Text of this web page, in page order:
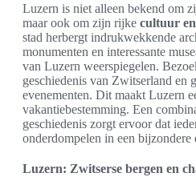
Luzern is niet alleen bekend om
maar ook om zijn rijke cultuur en
stad herbergt indrukwekkende
monumenten en interessante
van Luzern weerspiegelen.
geschiedenis van Zwitserland en
evenementen. Dit maakt Luzern
vakantiebestemming. Een
geschiedenis zorgt ervoor dat
onderdompelen in een bijzondere
Luzern: Zwitserse bergen en